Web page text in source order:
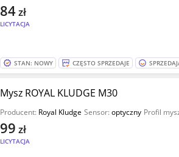
LICYTACJA
84zł
STAN: NOWY CZĘSTO SPRZEDAJE
Mysz ROYAL KLUDGE M30
Producent: Royal Kludge Sensor:optyczny Profil
LICYTACJA
99 zł